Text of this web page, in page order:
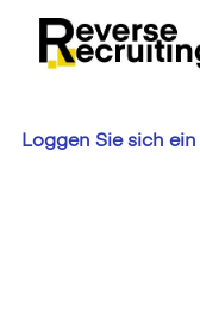
content
Loggen Sie sich ein